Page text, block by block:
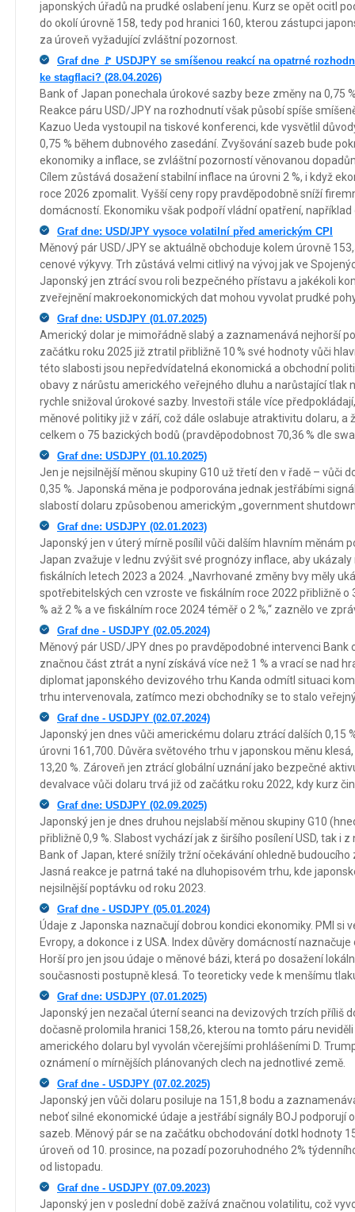
japonských úřadů na prudké oslabení jenu. Kurz se opět ocitl
do okolí úrovně 158, tedy pod hranici 160, kterou zástupci
za úroveň vyžadující zvláštní pozornost.
Graf dne 🚩 USDJPY se smíšenou reakcí na opatrné
ke stagflaci? (28.04.2026)
Bank of Japan ponechala úrokové sazby beze změny na 0,75
Reakce páru USD/JPY na rozhodnutí však působí spíše
Kazuo Ueda vystoupil na tiskové konferenci, kde vysvětlil
0,75 % během dubnového zasedání. Zvyšování sazeb bude
ekonomiky a inflace, se zvláštní pozorností věnovanou
Cílem zůstává dosažení stabilní inflace na úrovni 2 %, i když
roce 2026 zpomalit. Vyšší ceny ropy pravděpodobně sníží
domácností. Ekonomiku však podpoří vládní opatření,
Graf dne: USD/JPY vysoce volatilní před americkým CPI
Měnový pár USD/JPY se aktuálně obchoduje kolem úrovně
cenové výkyvy. Trh zůstává velmi citlivý na vývoj jak ve
Japonský jen ztrácí svou roli bezpečného přístavu a jakékoli
zveřejnění makroekonomických dat mohou vyvolat prudké
Graf dne: USDJPY (01.07.2025)
Americký dolar je mimořádně slabý a zaznamenává nejhorší
začátku roku 2025 již ztratil přibližně 10 % své hodnoty vůči
této slabosti jsou nepředvídatelná ekonomická a obchodní
obavy z nárůstu amerického veřejného dluhu a narůstající tlak
rychle snižoval úrokové sazby. Investoři stále více
měnové politiky již v září, což dále oslabuje atraktivitu dolaru, a
celkem o 75 bazických bodů (pravděpodobnost 70,36 % dle
Graf dne: USDJPY (01.10.2025)
Jen je nejsilnější měnou skupiny G10 už třetí den v řadě – vůči
0,35 %. Japonská měna je podporována jednak jestřábími
slabostí dolaru způsobenou americkým „government
Graf dne: USDJPY (02.01.2023)
Japonský jen v úterý mírně posílil vůči dalším hlavním měnám
Japan zvažuje v lednu zvýšit své prognózy inflace, aby ukázaly
fiskálních letech 2023 a 2024. „Navrhované změny bvy měly
spotřebitelských cen vzroste ve fiskálním roce 2022 přibližně o
% až 2 % a ve fiskálním roce 2024 téměř o 2 %,“ zaznělo ve
Graf dne - USDJPY (02.05.2024)
Měnový pár USD/JPY dnes po pravděpodobné intervenci
značnou část ztrát a nyní získává více než 1 % a vrací se nad
diplomat japonského devizového trhu Kanda odmítl situaci
trhu intervenovala, zatímco mezi obchodníky se to stalo
Graf dne - USDJPY (02.07.2024)
Japonský jen dnes vůči americkému dolaru ztrácí dalších 0,15
úrovni 161,700. Důvěra světového trhu v japonskou měnu
13,20 %. Zároveň jen ztrácí globální uznání jako bezpečné
devalvace vůči dolaru trvá již od začátku roku 2022, kdy kurz
Graf dne: USDJPY (02.09.2025)
Japonský jen je dnes druhou nejslabší měnou skupiny G10
přibližně 0,9 %. Slabost vychází jak z širšího posílení USD, tak i
Bank of Japan, které snížily tržní očekávání ohledně
Jasná reakce je patrná také na dluhopisovém trhu, kde
nejsilnější poptávku od roku 2023.
Graf dne - USDJPY (05.01.2024)
Údaje z Japonska naznačují dobrou kondici ekonomiky. PMI si
Evropy, a dokonce i z USA. Index důvěry domácností
Horší pro jen jsou údaje o měnové bázi, která po dosažení
současnosti postupně klesá. To teoreticky vede k menšímu
Graf dne: USDJPY (07.01.2025)
Japonský jen nezačal úterní seanci na devizových trzích příliš
dočasně prolomila hranici 158,26, kterou na tomto páru
amerického dolaru byl vyvolán včerejšími prohlášeními D.
oznámení o mírnějších plánovaných clech na jednotlivé země.
Graf dne - USDJPY (07.02.2025)
Japonský jen vůči dolaru posiluje na 151,8 bodu a
neboť silné ekonomické údaje a jestřábí signály BOJ podporují
sazeb. Měnový pár se na začátku obchodování dotkl hodnoty
úroveň od 10. prosince, na pozadí pozoruhodného 2%
od listopadu.
Graf dne - USDJPY (07.09.2023)
Japonský jen v poslední době zažívá značnou volatilitu, což